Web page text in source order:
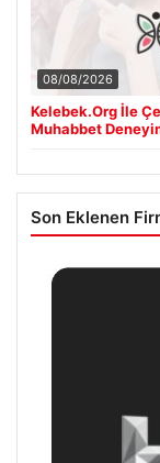
08/08/2026
Kelebek.Org İle
Muhabbet
Son Eklenen